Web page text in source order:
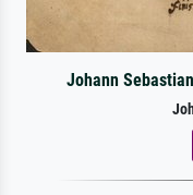
Johann